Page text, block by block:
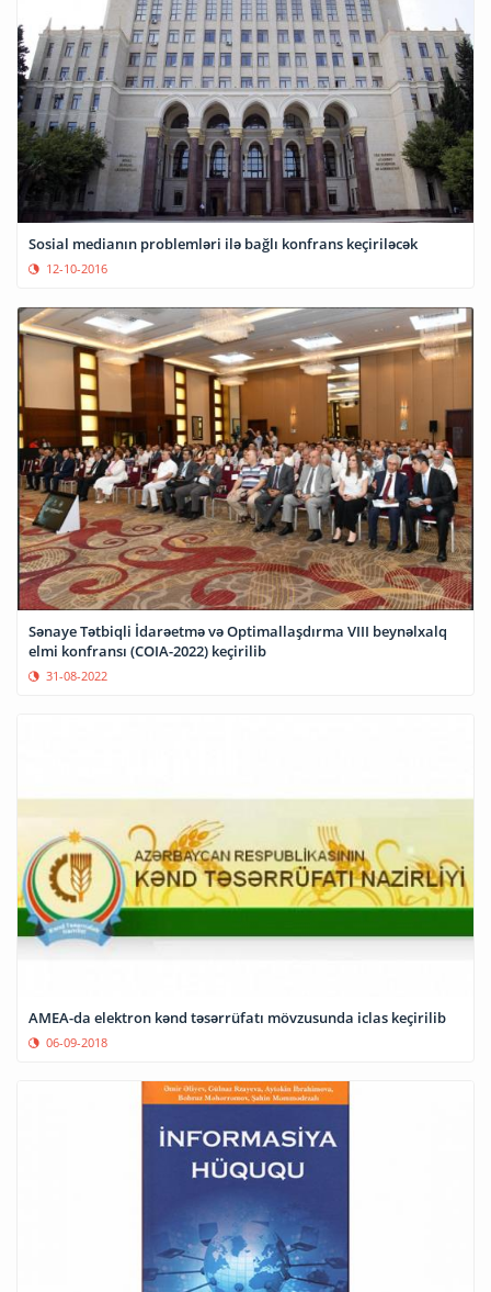
Sosial medianın problemləri ilə bağlı konfrans keçiriləcək
12-10-2016
Sənaye Tətbiqli İdarəetmə və Optimallaşdırma VIII beynəlxalq
elmi konfransı (COIA-2022) keçirilib
31-08-2022
AMEA-da elektron kənd təsərrüfatı mövzusunda iclas keçirilib
06-09-2018